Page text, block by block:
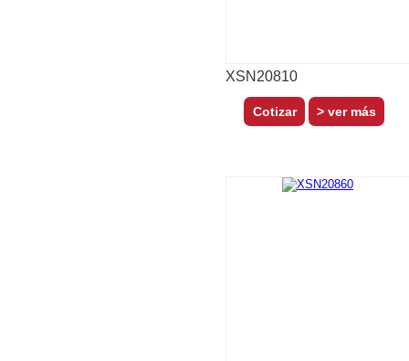
XSN20810
> ver más